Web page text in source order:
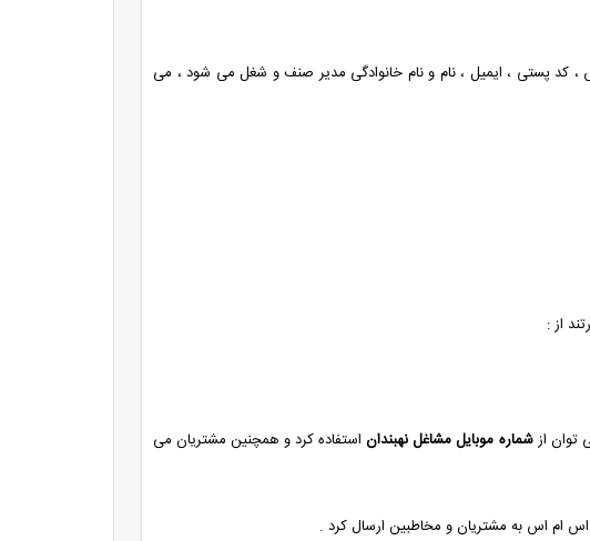
، کد پستی ، ایمیل ، نام و نام خانوادگی مدیر صنف و شغل می شود ، می
از :
شماره موبایل مشاغل نهبندان استفاده کرد و همچنین مشتریان می